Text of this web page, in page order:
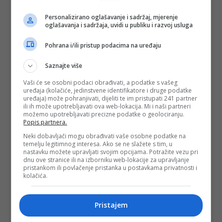
donose strah koji izbezumljuje normalne ljude i građane
kojih je sve manje. Takvi čine Sarajevo provincijom umjesto
metropolom.
(DEPO PORTAL/md)
PODIJELI NA
Depo.bapratite putem društvenih mrežaTwitteri Facebook
#dino mustafić #performans
#Narodno
pozorište u Sarajevu
#umjetnost
#vlada ks #lgbt
#povorka
ponosa
#naša stranka
#body art
Personalizirano oglašavanje i sadržaj, mjerenje
oglašavanja i sadržaja, uvidi u publiku i razvoj usluga
Pohrana i/ili pristup podacima na uređaju
Saznajte više
Vaši će se osobni podaci obrađivati, a podatke s vašeg
uređaja (kolačiće, jedinstvene identifikatore i druge podatke
uređaja) može pohranjivati, dijeliti te im pristupati 241 partner
ili ih može upotrebljavati ova web-lokacija. Mi i naši partneri
možemo upotrebljavati precizne podatke o geolociranju.
Popis partnera.
Neki dobavljači mogu obrađivati vaše osobne podatke na
temelju legitimnog interesa. Ako se ne slažete s tim, u
nastavku možete upravljati svojim opcijama. Potražite vezu pri
dnu ove stranice ili na izborniku web-lokacije za upravljanje
pristankom ili povlačenje pristanka u postavkama privatnosti i
kolačića.
Pristajem